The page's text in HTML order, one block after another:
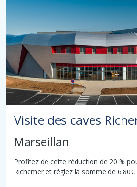
Visite des caves
Marseillan
Profitez de cette réduction de 20 %
Richemer et réglez la somme de 6.80€